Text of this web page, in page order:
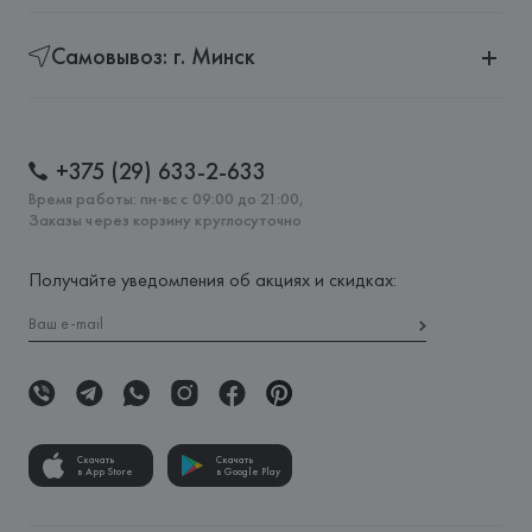
Самовывоз: г. Минск
+375 (29) 633-2-633
Время работы: пн-вс с 09:00 до 21:00,
Заказы через корзину круглосуточно
Получайте уведомления об акциях и скидках:
Скачать
в App Store
Скачать
в Google Play